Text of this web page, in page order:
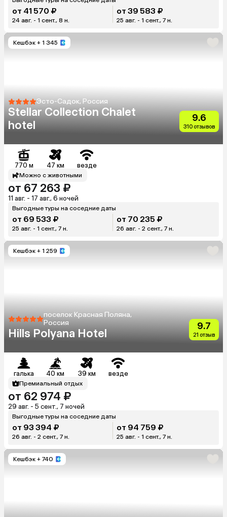
от 41 570 ₽
24 авг. - 1 сент., 8 н.
от 39 583 ₽
25 авг. - 1 сент., 7 н.
Кешбэк + 1 345
Эсто-Садок, Россия
Stellar Collection Chalet
hotel
9.6
310 отзывов
770 м 47 км везде
Можно с животными
от 67 263 ₽
11 авг. - 17 авг., 6 ночей
Выгодные туры на соседние даты
от 69 533 ₽
25 авг. - 1 сент., 7 н.
от 70 235 ₽
26 авг. - 2 сент., 7 н.
Кешбэк + 1 259
поселок Красная Поляна,
Россия
Hills Polyana Hotel
9.7
21 отзыв
галька 40 км 39 км везде
Премиальный отдых
от 62 974 ₽
29 авг. - 5 сент., 7 ночей
Выгодные туры на соседние даты
от 93 394 ₽
26 авг. - 2 сент., 7 н.
от 94 759 ₽
25 авг. - 1 сент., 7 н.
Кешбэк + 740